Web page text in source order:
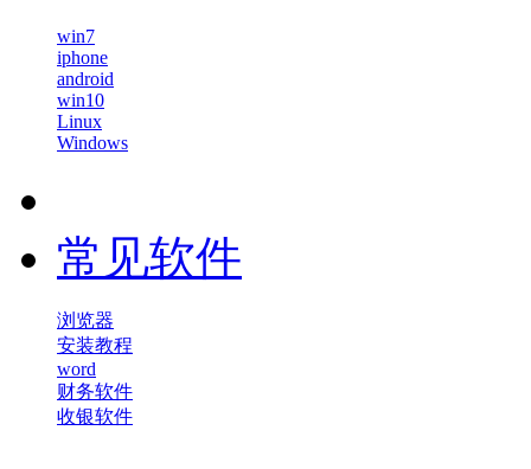
win7
iphone
android
win10
Linux
Windows
常见软件
浏览器
安装教程
word
财务软件
收银软件